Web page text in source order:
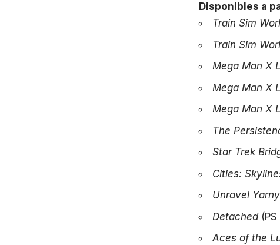
Disponibles a
Train Sim
Train Sim
Mega Man X
Mega Man X
Mega Man X
The
StarTrek
Cities:
Unravel
Detached
Aces of the